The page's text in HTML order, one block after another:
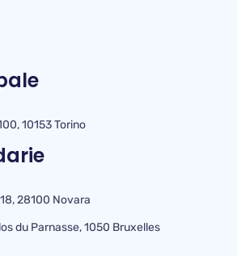
10153 Torino
28100 Novara
du Parnasse, 1050 Bruxelles